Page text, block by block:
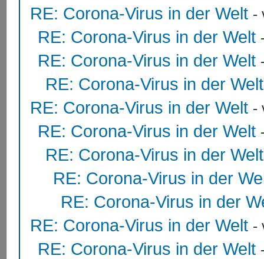
RE: Corona-Virus in der Welt -
RE: Corona-Virus in der Welt
RE: Corona-Virus in der Welt
RE: Corona-Virus in der Welt
RE: Corona-Virus in der Welt -
RE: Corona-Virus in der Welt
RE: Corona-Virus in der Welt
RE: Corona-Virus in der
RE: Corona-Virus in der
RE: Corona-Virus in der Welt -
RE: Corona-Virus in der Welt